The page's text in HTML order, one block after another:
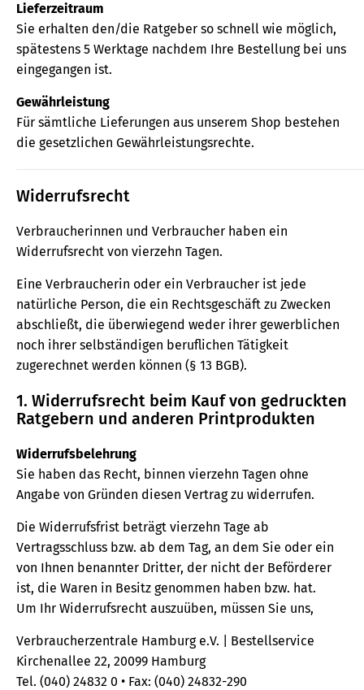
Lieferzeitraum
Sie erhalten den/die Ratgeber so schnell wie möglich,
spätestens 5 Werktage nachdem Ihre Bestellung bei uns
eingegangen ist.
Gewährleistung
Für sämtliche Lieferungen aus unserem Shop bestehen
die gesetzlichen Gewährleistungsrechte.
Widerrufsrecht
Verbraucherinnen und Verbraucher haben ein
Widerrufsrecht von vierzehn Tagen.
Eine Verbraucherin oder ein Verbraucher ist jede
natürliche Person, die ein Rechtsgeschäft zu Zwecken
abschließt, die überwiegend weder ihrer gewerblichen
noch ihrer selbständigen beruflichen Tätigkeit
zugerechnet werden können (§ 13 BGB).
1. Widerrufsrecht beim Kauf von gedruckten
Ratgebern und anderen Printprodukten
Widerrufsbelehrung
Sie haben das Recht, binnen vierzehn Tagen ohne
Angabe von Gründen diesen Vertrag zu widerrufen.
Die Widerrufsfrist beträgt vierzehn Tage ab
Vertragsschluss bzw. ab dem Tag, an dem Sie oder ein
von Ihnen benannter Dritter, der nicht der Beförderer
ist, die Waren in Besitz genommen haben bzw. hat.
Um Ihr Widerrufsrecht auszuüben, müssen Sie uns,
Verbraucherzentrale Hamburg e.V. | Bestellservice
Kirchenallee 22, 20099 Hamburg
Tel. (040) 24832 0 • Fax: (040) 24832-290